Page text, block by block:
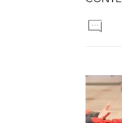
문
댓
글